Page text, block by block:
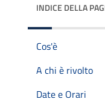
INDICE DELLA
Cos'è
A chi è rivolto
Date e Orari